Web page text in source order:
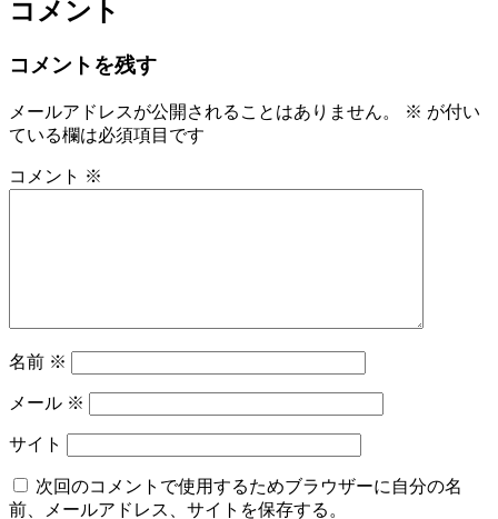
コメント
コメントを残す
メールアドレスが公開されることはありません。 ※ が付い
ている欄は必須項目です
コメント ※
名前 ※
メール ※
サイト
次回のコメントで使用するためブラウザーに自分の名
前、メールアドレス、サイトを保存する。